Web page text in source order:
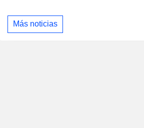
Más noticias